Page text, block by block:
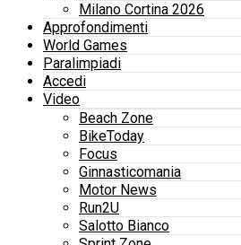
Milano Cortina 2026
Approfondimenti
World Games
Paralimpiadi
Accedi
Video
Beach Zone
BikeToday
Focus
Ginnasticomania
Motor News
Run2U
Salotto Bianco